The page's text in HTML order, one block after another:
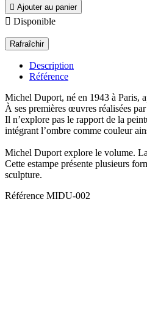
 Ajouter au panier
 Disponible
Description
Référence
Michel Duport, né en 1943 à Paris,
À ses premières œuvres réalisées
Il n’explore pas le rapport de la
intégrant l’ombre comme couleur
Michel Duport explore le volume.
Cette estampe présente plusieurs
sculpture.
Référence MIDU-002